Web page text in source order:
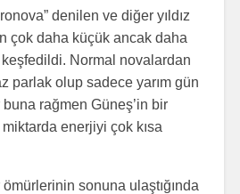
denilen ve diğer yıldız
çok daha küçük ancak daha
keşfedildi. Normal novalardan
parlak olup sadece yarım gün
rağmen Güneş’in bir
enerjiyi çok kısa
sonuna ulaştığında